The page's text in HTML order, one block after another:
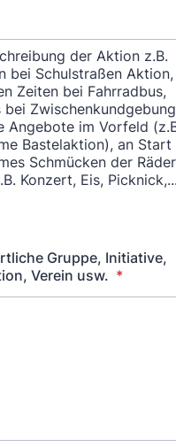
der Aktion z.B.
bei Schulstraßen Aktion,
Zeiten bei Fahrradbus,
bei
Angebote im Vorfeld
Bastelaktion), an Start
Schmücken der
Konzert, Eis,
Gruppe, Initiative,
Verein usw. *